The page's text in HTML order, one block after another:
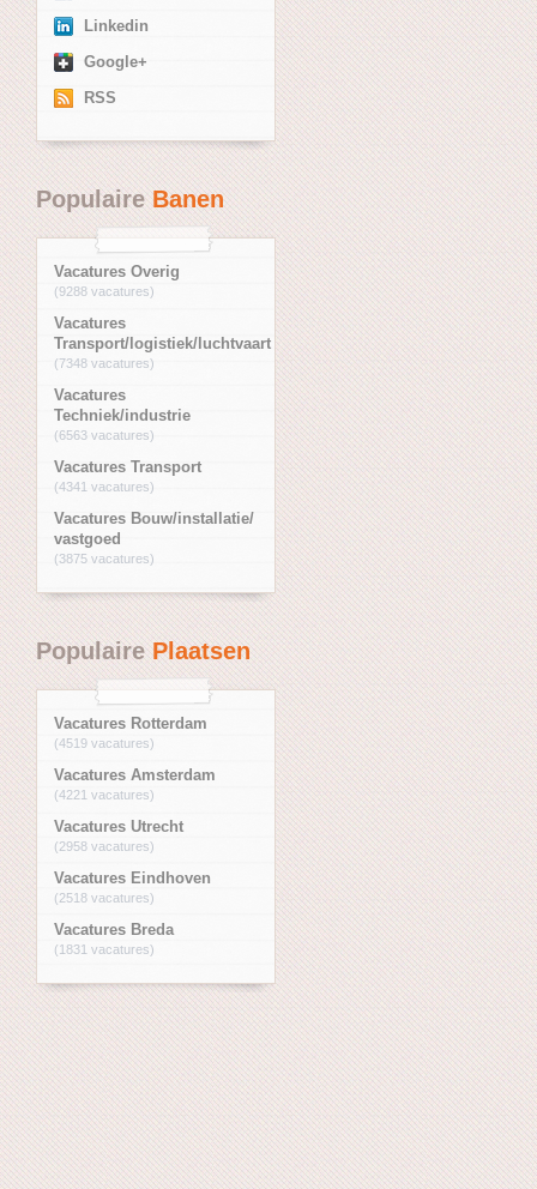
Linkedin
Google+
RSS
PopulaireBanen
Vacatures Overig
(9288 vacatures)
Vacatures
Transport/logistiek/luchtvaart
(7348 vacatures)
Vacatures
Techniek/industrie
(6563 vacatures)
Vacatures Transport
(4341 vacatures)
Vacatures Bouw/installatie/
vastgoed
(3875 vacatures)
PopulairePlaatsen
Vacatures Rotterdam
(4519 vacatures)
Vacatures Amsterdam
(4221 vacatures)
Vacatures Utrecht
(2958 vacatures)
Vacatures Eindhoven
(2518 vacatures)
Vacatures Breda
(1831 vacatures)